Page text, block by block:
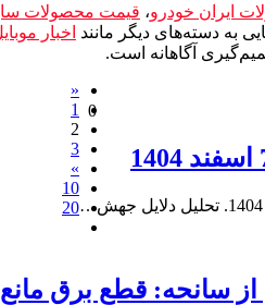
ایران خودرو، قیمت محصولات
به دسته‌های دیگر مانند اخبار
آگاهانه است.
0
سانحه: قطع برق
«
1
2
3
»
10
20